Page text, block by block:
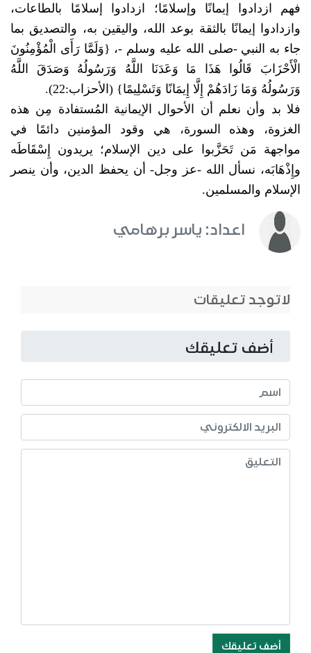
فهم ازدادوا إيمانًا وإسلامًا؛ ازدادوا إسلامًا بالطاعات،
وازدادوا إيمانًا بالثقة بوعد الله، واليقين به، والتصديق بما
جاء به النبي -صلى الله عليه وسلم -، {وَلَمَّا رَأَى الْمُؤْمِنُونَ
الْأَحْزَابَ قَالُوا هَذَا مَا وَعَدَنَا اللَّهُ وَرَسُولُهُ وَصَدَقَ اللَّهُ
وَرَسُولُهُ وَمَا زَادَهُمْ إِلَّا إِيمَانًا وَتَسْلِيمًا} (الأحزاب:22).
فلا بد وأن نعلم أن الأحوال الإيمانية المُستفادة مِن هذه
الغزوة، وهذه السورة، هي وقود المؤمنين دائمًا في
مواجهة مَن تَحَزَّبوا على دين الإسلام؛ يريدون إِسْقَاطَه
وإِذْهَابَه، نسأل الله -عز وجل- أن يحفظ الدين، وأن ينصر
الإسلام والمسلمين.
اعداد: ياسر برهامي
لاتوجد تعليقات
أضف تعليقك
أضف تعليقك